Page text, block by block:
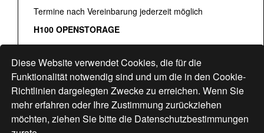
Diese Website verwendet Cookies, die für die
Funktionalität notwendig sind und um die in den Cookie-
Richtlinien dargelegten Zwecke zu erreichen. Wenn Sie
mehr erfahren oder Ihre Zustimmung zurückziehen
möchten, ziehen Sie bitte die Datenschutzbestimmungen
Termine nach Vereinbarung jederzeit möglich
H100 OPENSTORAGE
Fr:
16:00–18:30 Uhr
Sa: 12:00–17:00 Uhr
Hohlstrasse 122
www.bogen33.ch